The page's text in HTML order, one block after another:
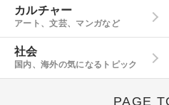
カルチャー
アート、文芸、マンガなど
社会
国内、海外の気になるトピック
PAGE